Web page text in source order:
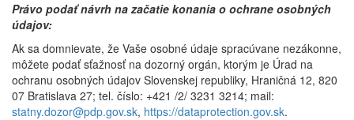
Právo podať návrh na začatie konania o ochrane osobných
údajov:
Ak sa domnievate, že Vaše osobné údaje spracúvane nezákonne,
môžete podať sťažnosť na dozorný orgán, ktorým je Úrad na
ochranu osobných údajov Slovenskej republiky, Hraničná 12, 820
07 Bratislava 27; tel. číslo: +421 /2/ 3231 3214; mail:
statny.dozor@pdp.gov.sk, https://dataprotection.gov.sk.